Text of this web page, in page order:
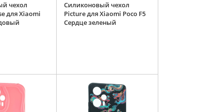
чехол
для Xiaomi
Силиконовый чехол
Picture для Xiaomi Poco F5
Сердце зеленый